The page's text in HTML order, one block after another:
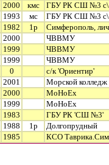
2000 кмс
ГБУ РК СШ №3
1993 мс
ГБУ РК СШ №3
1982 1р
Симферополь,
2000
ЧВВМУ
1999
ЧВВМУ
1999
ЧВВМУ
0
с/к 'Ориентир'
2001
Морской колледж
2000
MoHoEx
1999
MoHoEx
1983
ГБУ РК 'СШ №3'
1988 1р
Долгопрудный
1985 КСО